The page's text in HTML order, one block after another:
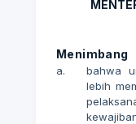
Menimbang
a.
bahwa
lebih